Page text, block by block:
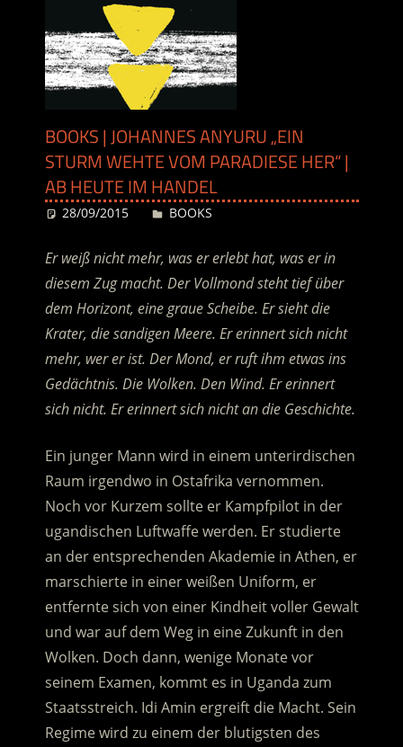
BOOKS | JOHANNES ANYURU „EIN
STURM WEHTE VOM PARADIESE HER“ |
AB HEUTE IM HANDEL
28/09/2015 Desiree
BOOKS
Er weiß nicht mehr, was er erlebt hat, was er in
diesem Zug macht. Der Vollmond steht tief über
dem Horizont, eine graue Scheibe. Er sieht die
Krater, die sandigen Meere. Er erinnert sich nicht
mehr, wer er ist. Der Mond, er ruft ihm etwas ins
Gedächtnis. Die Wolken. Den Wind. Er erinnert
sich nicht. Er erinnert sich nicht an die Geschichte.
Ein junger Mann wird in einem unterirdischen
Raum irgendwo in Ostafrika vernommen.
Noch vor Kurzem sollte er Kampfpilot in der
ugandischen Luftwaffe werden. Er studierte
an der entsprechenden Akademie in Athen, er
marschierte in einer weißen Uniform, er
entfernte sich von einer Kindheit voller Gewalt
und war auf dem Weg in eine Zukunft in den
Wolken. Doch dann, wenige Monate vor
seinem Examen, kommt es in Uganda zum
Staatsstreich. Idi Amin ergreift die Macht. Sein
Regime wird zu einem der blutigsten des